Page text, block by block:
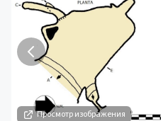
Просмотр изображения